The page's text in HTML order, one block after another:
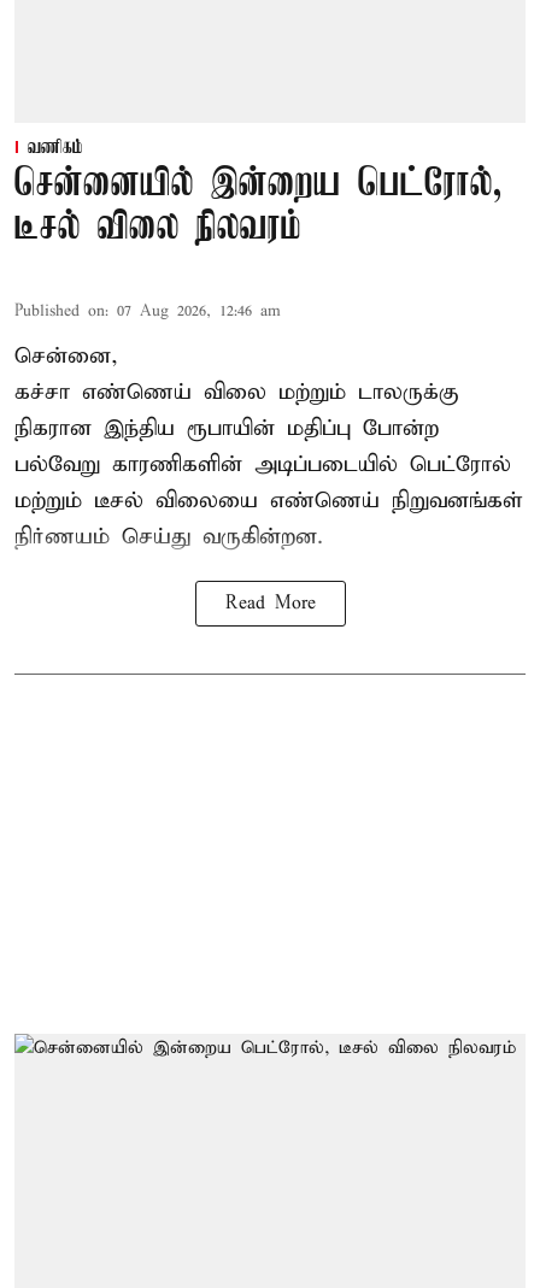
வணிகம்
சென்னையில் இன்றைய பெட்ரோல்,
டீசல் விலை நிலவரம்
Published on: 07 Aug 2026, 12:46 am
சென்னை,
கச்சா எண்ணெய் விலை மற்றும் டாலருக்கு
நிகரான இந்திய ரூபாயின் மதிப்பு போன்ற
பல்வேறு காரணிகளின் அடிப்படையில் பெட்ரோல்
மற்றும் டீசல் விலையை எண்ணெய் நிறுவனங்கள்
நிர்ணயம் செய்து வருகின்றன.
Read More